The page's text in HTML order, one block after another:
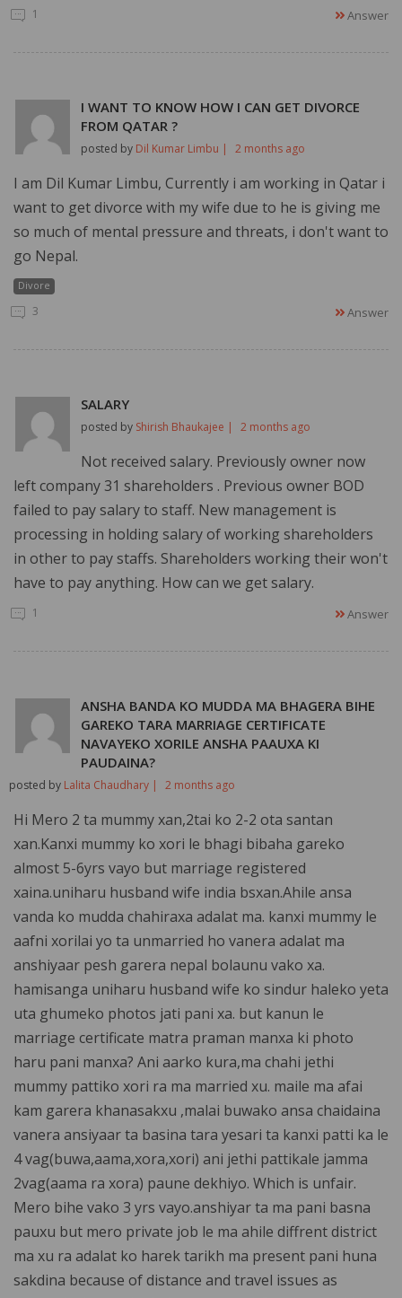
1 Answer
I WANT TO KNOW HOW I CAN GET DIVORCE
FROM QATAR ?
posted by Dil Kumar Limbu | 2 months ago
I am Dil Kumar Limbu, Currently i am working in Qatar i
want to get divorce with my wife due to he is giving me
so much of mental pressure and threats, i don't want to
go Nepal.
Divore
3 Answer
SALARY
posted by Shirish Bhaukajee | 2 months ago
Not received salary. Previously owner now
left company 31 shareholders . Previous owner BOD
failed to pay salary to staff. New management is
processing in holding salary of working shareholders
in other to pay staffs. Shareholders working their won't
have to pay anything. How can we get salary.
1 Answer
ANSHA BANDA KO MUDDA MA BHAGERA BIHE
GAREKO TARA MARRIAGE CERTIFICATE
NAVAYEKO XORILE ANSHA PAAUXA KI
PAUDAINA?
posted by Lalita Chaudhary | 2 months ago
Hi Mero 2 ta mummy xan,2tai ko 2-2 ota santan
xan.Kanxi mummy ko xori le bhagi bibaha gareko
almost 5-6yrs vayo but marriage registered
xaina.uniharu husband wife india bsxan.Ahile ansa
vanda ko mudda chahiraxa adalat ma. kanxi mummy le
aafni xorilai yo ta unmarried ho vanera adalat ma
anshiyaar pesh garera nepal bolaunu vako xa.
hamisanga uniharu husband wife ko sindur haleko yeta
uta ghumeko photos jati pani xa. but kanun le
marriage certificate matra praman manxa ki photo
haru pani manxa? Ani aarko kura,ma chahi jethi
mummy pattiko xori ra ma married xu. maile ma afai
kam garera khanasakxu ,malai buwako ansa chaidaina
vanera ansiyaar ta basina tara yesari ta kanxi patti ka le
4 vag(buwa,aama,xora,xori) ani jethi pattikale jamma
2vag(aama ra xora) paune dekhiyo. Which is unfair.
Mero bihe vako 3 yrs vayo.anshiyar ta ma pani basna
pauxu but mero private job le ma ahile diffrent district
ma xu ra adalat ko harek tarikh ma present pani huna
sakdina because of distance and travel issues as